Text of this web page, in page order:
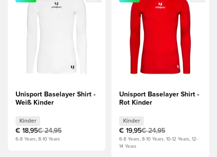
Unisport Baselayer Shirt -
Weiß Kinder
Kinder
€ 18,95€ 24,95
6-8 Years, 8-10 Years
Unisport Baselayer Shirt -
Rot Kinder
Kinder
€ 19,95€ 24,95
6-8 Years, 8-10 Years, 10-12 Years, 12-
14 Years